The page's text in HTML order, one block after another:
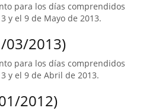
para los días comprendidos
y el 9 de Mayo de 2013.
03/2013)
para los días comprendidos
y el 9 de Abril de 2013.
2012)